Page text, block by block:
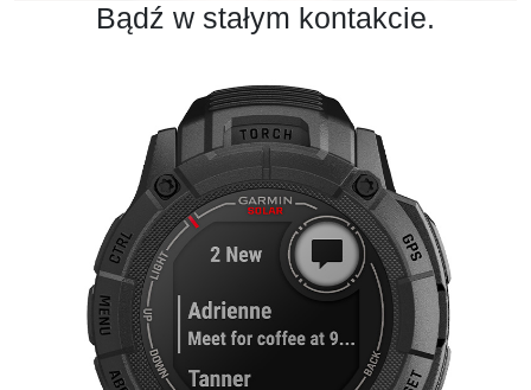
Bądź w stałym kontakcie.